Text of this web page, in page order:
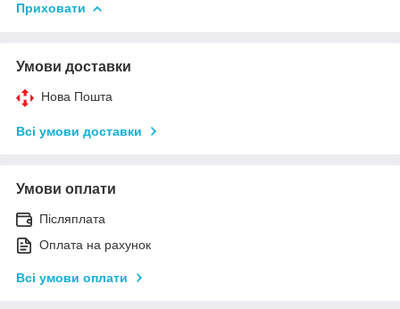
Приховати
Умови доставки
Нова Пошта
Всі умови доставки
Умови оплати
Післяплата
Оплата на рахунок
Всі умови оплати